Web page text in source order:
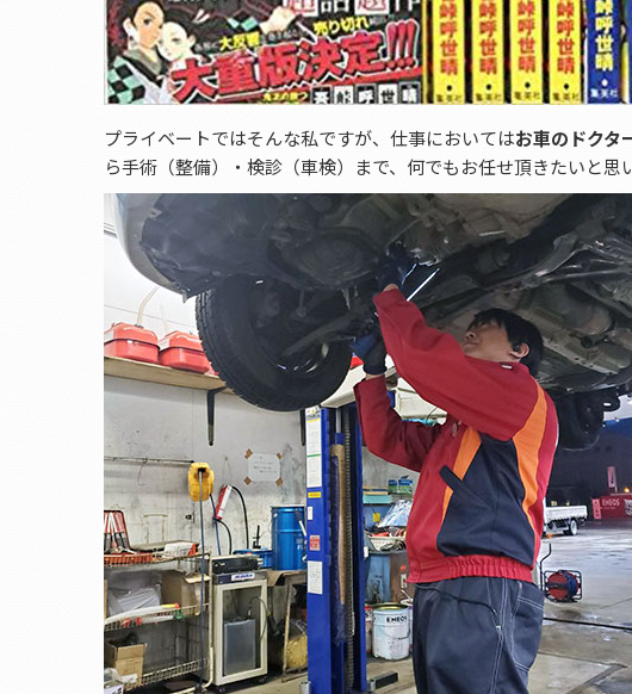
プライベートではそんな私ですが、仕事においてはお車のドクタ
ら手術（整備）・検診（車検）まで、何でもお任せ頂きたいと思